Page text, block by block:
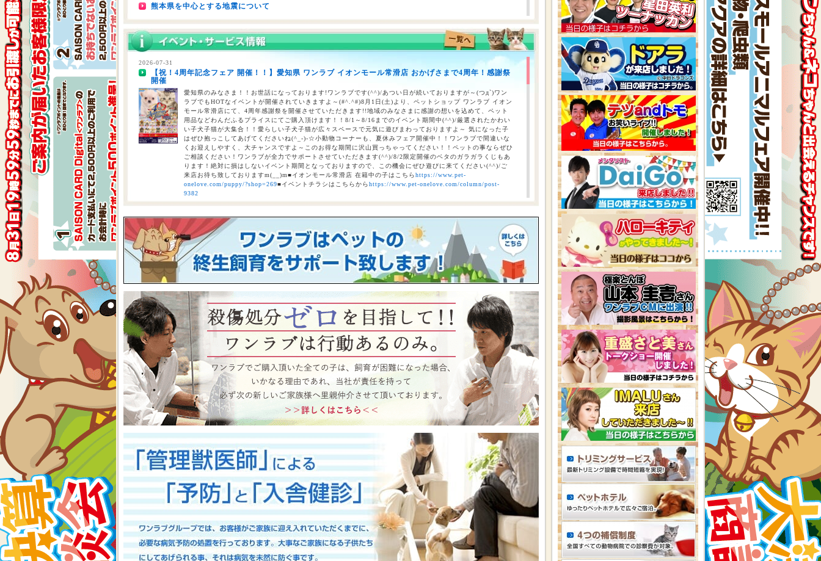
熊本県を中心とする地震について
2026-07-28
【重要】熊本地震に伴う臨時休業のお知らせ（合志店・光の森店・西熊本店・はません店・宇土店）
2026-07-24
【大決算2026開催！！】香川県 ワンラブ イオンタウン宇多津店＆ゆめタウン三豊店 一年で一番お得な
大決算フェア開催中！！7/25～8/9まで｜ワンラブグループ
2026-07-31
【祝！4周年記念フェア 開催！！】愛知県 ワンラブ イオンモール常滑店 おかげさまで4周年！感謝祭
開催
愛知県のみなさま！！お世話になっております!ワンラブです(^^)/あつい日が続いておりますが～(つд`)ワン
ラブでもHOTなイベントが開催されていきますよ～(#^.^#)8月1日(土)より、ペットショップ ワンラブ イオン
モール常滑店にて、4周年感謝祭を開催させていただきます!!地域のみなさまに感謝の想いを込めて、ペット
用品などわんだふるプライスにてご購入頂けます！！8/1～8/16までのイベント期間中(^^)/厳選されたかわい
い子犬子猫が大集合！！愛らしい子犬子猫が広々スペースで元気に遊びまわっておりますよ～ 気になった子
はぜひ抱っこしてあげてくださいね(^_-)-☆小動物コーナーも、夏休みフェア開催中！！ワンラブで間違いな
くお迎えしやすく、大チャンスですよ～このお得な期間に沢山買っちゃってください！！ペットの事ならぜひ
ご相談ください！ワンラブが全力でサポートさせていただきます(^^)/8/2限定開催のベタのガラガラくじもあ
ります！絶対に損はしないイベント期間となっておりますので、この機会にぜひ遊びに来てください(^^)/ご
来店お待ち致しておりますm(__)m■イオンモール常滑店 在籍中の子はこちらhttps://www.pet-
onelove.com/puppy/?shop=269■イベントチラシはこちらからhttps://www.pet-onelove.com/column/post-
9382
2026-07-31
【2026年 大決算商談会 第2弾開催！！】ワンラブ総決算 22周年祭｜大決算商談会開幕！！ 8/31お引渡
しまで
ペットショップ ワンラブ 本気の大決算商談会！！ ワンラブ看板店舗にて、ポイントプレゼントキャンペー
ンがスタート！！ 2026年8月1日にLINE配信されておりますクーポンを2,500円以上のお会計時にご利用頂
くと、ワンラブポイントをプレゼント！！まだ会員アプリをご利用中でない方は、店頭で会員アプリを取得頂
くとクーポンが配信されますので、最寄店舗にてぜひご確認ください！！※ワンラブ看板店舗が対象※ 小動
くださいね イベント内容はこちら
https://www.pet-onelove.com/column/post-9344/
2026-07-24
【大決算2026開催！！】香川県 ワンラブ イオンタウン宇多津店＆ゆめタウン三豊店 一年で一番お得な
大決算フェア開催中！！7/25～8/9まで｜ワンラブグループ
香川県のみなさま、お世話になっております！！7月25日(土)より、ペットショップ ワンラブ イオンタウン宇
多津店、ゆめタウン三豊店合同にて、大決算フェアを開催させていただきます！！7/25～8/9までのイベント
期間中(^^)/厳選されたかわいい子犬子猫が大集合！！今年もぜひ遊びに来てください(^^)/ペット用品も専門
店として、品揃え豊富に取り揃えで、わんだふるプライスとなっております♪愛らしい子犬子猫が広々スペー
スで元気に遊びまわっておりますよ～ 気になった子はぜひ抱っこしてあげてくださいね(^_-)-☆一年で一番！
お迎えのチャンスですよ～このお得な期間に沢山買っちゃってください！！ペットの事ならぜひご相談くださ
い！ワンラブが全力でサポートさせていただきます(^^)/改めまして、地域の皆様に愛されるペットショップ
としてスタッフ一同頑張ってまいりますm(__)m ■ゆめタウン三豊店 在籍中の子はこちら https://www.pet-
2026-07-17
【Meet Your New Family Fes 開催！！】長野県 ワンラブ アリオ上田店 動物大集合イベント開催！！
7/18～8/2まで｜ワンラブグループ
長野のみなさま！！お世話になっております!ワンラブです(^^)/暑い日も多くなってまいりましたね 熱中症に
は注意しましょう！！ワンラブでもHOTなイベントが開催されていきますよ～(#^.^#)7月18日(土)より、ペッ
トショップ ワンラブ アリオ上田店にて、ペットイベントを開催させていただきます！！地域のみなさまに感
謝の想いを込めて、ペット用品などわんだふるプライスにてご購入頂けます！！7/18～8/2までのイベント期
間中(^^)/厳選されたかわいい子犬子猫が大集合！！愛らしい子犬子猫が広々スペースで元気に遊びまわって
おりますよ～ 気になった子はぜひ抱っこしてあげてくださいね(^_-)-☆大決算商談会も開催されておりますの
で、ワンラブで間違いなくお迎えしやすく、大チャンスですよ～このお得な期間に沢山買っちゃってくださ